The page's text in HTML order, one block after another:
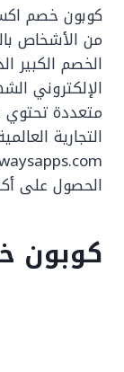
كوبون خصم
من الأشخاص
الخصم الكبير
الإلكتروني
متعددة تحتوي
الحصول على
كوبون